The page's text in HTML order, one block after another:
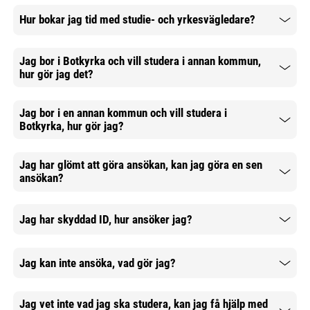
Hur bokar jag tid med studie- och yrkesvägledare?
Mer information
Jag bor i Botkyrka och vill studera i annan kommun,
hur gör jag det?
Mer information
Jag bor i en annan kommun och vill studera i
Botkyrka, hur gör jag?
Mer information
Jag har glömt att göra ansökan, kan jag göra en sen
ansökan?
Mer information
Jag har skyddad ID, hur ansöker jag?
Mer information
Jag kan inte ansöka, vad gör jag?
Mer information
Jag vet inte vad jag ska studera, kan jag få hjälp med